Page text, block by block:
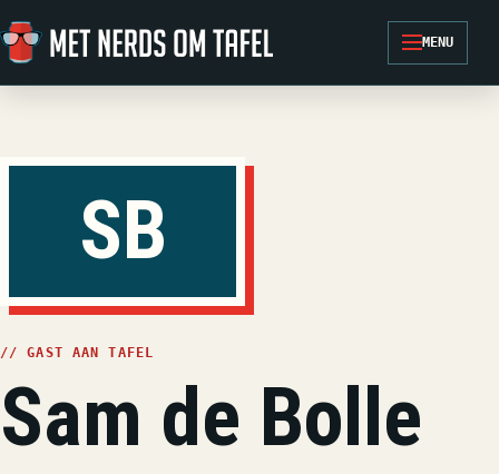
Ga naar de inhoud
MENU
SB
// GAST AAN TAFEL
Sam de Bolle